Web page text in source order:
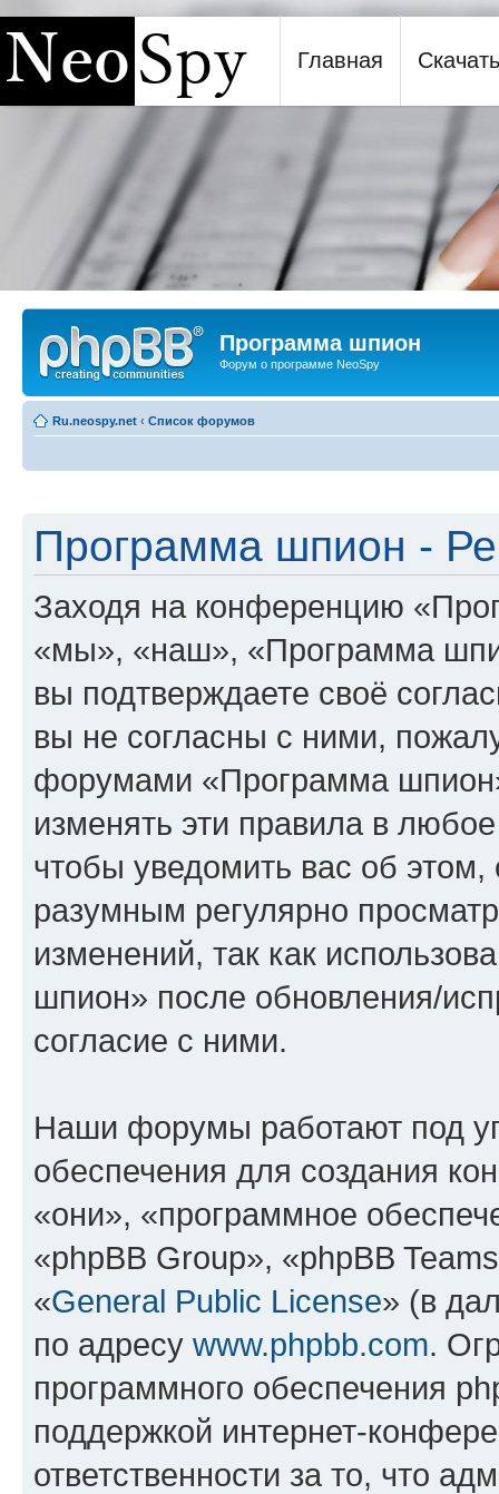
Программа шпион NeoSpy
Главная Скачать
Программа шпион
Форум о программе NeoSpy
Ru.neospy.net ‹ Список форумов
Программа шпион -
Заходя на конференцию
«мы», «наш», «Программа
вы подтверждаете своё
вы не согласны с ними,
форумами «Программа
изменять эти правила в
чтобы уведомить вас об
разумным регулярно
изменений, так как
шпион» после обновления/
согласие с ними.
Наши форумы работают под
обеспечения для создания
«они», «программное
«phpBB Group», «phpBB
«General Public License» (в
по адресу www.phpbb.com.
программного обеспечения
поддержкой интернет-
ответственности за то, что